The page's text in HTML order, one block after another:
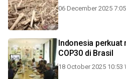
06 December 2025
Indonesia perkuat
COP30 di Brasil
18 October 2025 10:53